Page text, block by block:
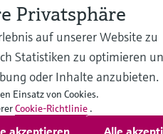
Online
AG
Privatsphäre
auf unserer Website zu
Statistiken zu optimieren
oder Inhalte anzubieten.
Einsatz von Cookies.
Cookie-Richtlinie .
akzeptieren Alle